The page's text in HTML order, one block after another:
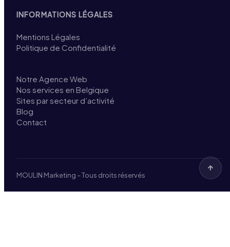
INFORMATIONS LÉGALES
Mentions Légales
Politique de Confidentialité
Notre Agence Web
Nos services en Belgique
Sites par secteur d’activité
Blog
Contact
MOULIN Marketing – Tous droits réservés